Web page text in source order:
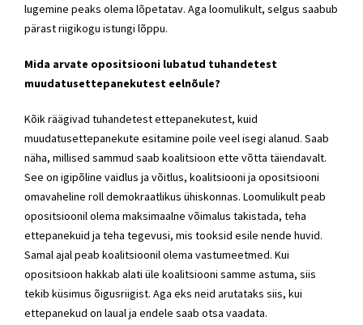
lugemine peaks olema lõpetatav. Aga loomulikult, selgus saabub
pärast riigikogu istungi lõppu.
Mida arvate opositsiooni lubatud tuhandetest
muudatusettepanekutest eelnõule?
Kõik räägivad tuhandetest ettepanekutest, kuid
muudatusettepanekute esitamine poile veel isegi alanud. Saab
näha, millised sammud saab koalitsioon ette võtta täiendavalt.
See on igipõline vaidlus ja võitlus, koalitsiooni ja opositsiooni
omavaheline roll demokraatlikus ühiskonnas. Loomulikult peab
opositsioonil olema maksimaalne võimalus takistada, teha
ettepanekuid ja teha tegevusi, mis tooksid esile nende huvid.
Samal ajal peab koalitsioonil olema vastumeetmed. Kui
opositsioon hakkab alati üle koalitsiooni samme astuma, siis
tekib küsimus õigusriigist. Aga eks neid arutataks siis, kui
ettepanekud on laual ja endele saab otsa vaadata.